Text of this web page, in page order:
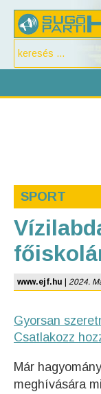
SPORT
www.ejf.hu 2024.
Gyorsan
Csatlakozz
Már
meghívására